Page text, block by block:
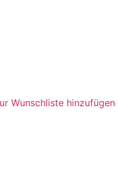
Wunschliste hinzufügen